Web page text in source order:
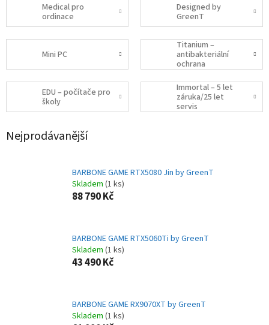
Medical pro
ordinace
Designed by
GreenT
Mini PC
Titanium –
antibakteriální
ochrana
EDU – počítače pro
školy
Immortal – 5 let
záruka/25 let
servis
Nejprodávanější
BARBONE GAME RTX5080 Jin by GreenT
Skladem (1 ks)
88 790 Kč
BARBONE GAME RTX5060Ti by GreenT
Skladem (1 ks)
43 490 Kč
BARBONE GAME RX9070XT by GreenT
Skladem (1 ks)